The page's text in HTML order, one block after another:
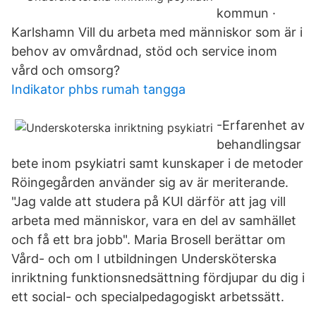
kommun ·
Karlshamn Vill du arbeta med människor som är i
behov av omvårdnad, stöd och service inom
vård och omsorg?
Indikator phbs rumah tangga
-Erfarenhet av
behandlingsar
bete inom psykiatri samt kunskaper i de metoder
Röingegården använder sig av är meriterande.
"Jag valde att studera på KUI därför att jag vill
arbeta med människor, vara en del av samhället
och få ett bra jobb". Maria Brosell berättar om
Vård- och om I utbildningen Undersköterska
inriktning funktionsnedsättning fördjupar du dig i
ett social- och specialpedagogiskt arbetssätt.